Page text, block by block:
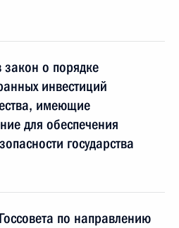
о порядке
инвестиций
имеющие
для обеспечения
государства
по направлению